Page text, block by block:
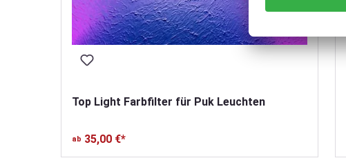
Top Light Farbfilter für Puk Leuchten
ab 35,00 €*